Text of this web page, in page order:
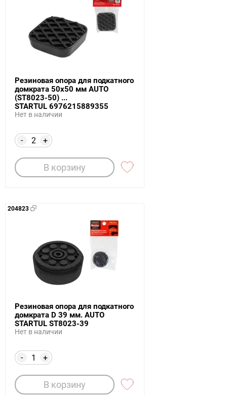
Резиновая опора для подкатного
домкрата 50х50 мм AUTO
(ST8023-50) ...
STARTUL 6976215889355
Нет в наличии
+
-
В корзину
204823
Резиновая опора для подкатного
домкрата D 39 мм. AUTO
STARTUL ST8023-39
Нет в наличии
+
-
В корзину